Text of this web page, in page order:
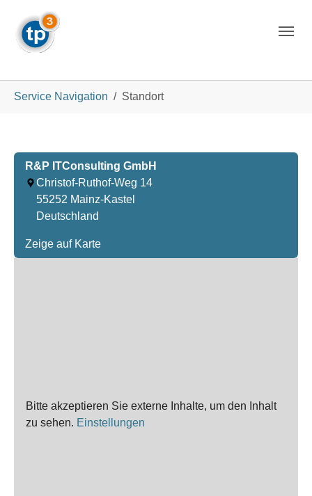
Service Navigation Standort
R&P ITConsulting GmbH
Christof-Ruthof-Weg 14
55252 Mainz-Kastel
Deutschland
Zeige auf Karte
Bitte akzeptieren Sie externe Inhalte, um den Inhalt
zu sehen. Einstellungen